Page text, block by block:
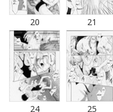
20 21
24 25